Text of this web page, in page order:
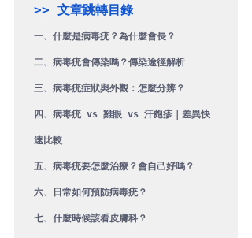
>> 文章跳轉目錄
一、什麼是病毒疣？為什麼會長？
二、病毒疣會傳染嗎？傳染途徑解析
三、病毒疣症狀與外觀：怎麼分辨？
四、病毒疣 vs 雞眼 vs 汗皰疹｜差異快
速比較
五、病毒疣要怎麼治療？會自己好嗎？
六、日常如何預防病毒疣？
七、什麼時候該看皮膚科？